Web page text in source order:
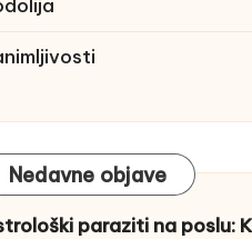
Nedavne objave
paraziti na poslu: